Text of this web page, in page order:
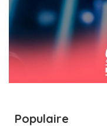
Populaire